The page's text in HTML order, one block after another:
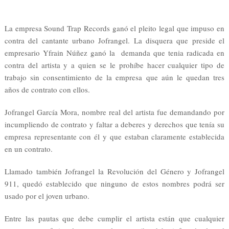
La empresa Sound Trap Records ganó el pleito legal que impuso en
contra del cantante urbano Jofrangel. La disquera que preside el
empresario Yfrain Núñez ganó la demanda que tenia radicada en
contra del artista y a quien se le prohíbe hacer cualquier tipo de
trabajo sin consentimiento de la empresa que aún le quedan tres
años de contrato con ellos.
Jofrangel García Mora, nombre real del artista fue demandando por
incumpliendo de contrato y faltar a deberes y derechos que tenía su
empresa representante con él y que estaban claramente establecida
en un contrato.
Llamado también Jofrangel la Revolución del Género y Jofrangel
911, quedó establecido que ninguno de estos nombres podrá ser
usado por el joven urbano.
Entre las pautas que debe cumplir el artista están que cualquier